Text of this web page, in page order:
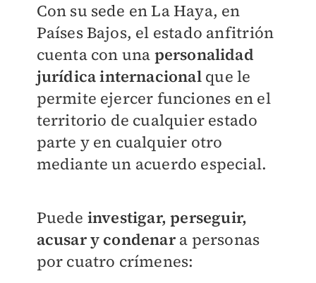
Con su sede en La Haya, en
Países Bajos, el estado anfitrión
cuenta con una personalidad
jurídica internacionalque le
permite ejercer funciones en el
territorio de cualquier estado
parte y en cualquier otro
mediante un acuerdo especial.
Puede investigar, perseguir,
acusar y condenara personas
por cuatro crímenes: